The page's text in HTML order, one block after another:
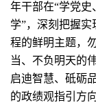
年干部在“学党史
学”，深刻把握
程的鲜明主题，
当、不负明天的
启迪智慧、砥砺
的政绩观指引方